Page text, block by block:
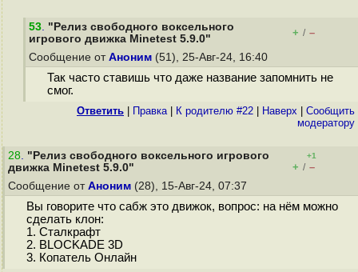
53. "Релиз свободного воксельного
игрового движка Minetest 5.9.0"
+ / –
Сообщение от Аноним (51), 25-Авг-24, 16:40
Так часто ставишь что даже название запомнить не
смог.
Ответить Правка| К родителю #22 Наверх
Cообщить
модератору
28. "Релиз свободного воксельного игрового
движка Minetest 5.9.0"
+1
+ / –
Сообщение от Аноним (28), 15-Авг-24, 07:37
Вы говорите что сабж это движок, вопрос: на нëм можно
сделать клон:
1. Сталкрафт
2. BLOCKADE 3D
3. Копатель Онлайн